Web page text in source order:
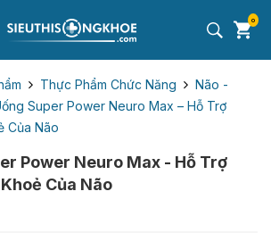
0
Thực Phẩm Chức Năng
Não -
Super Power Neuro Max – Hỗ Trợ
Của Não
Power Neuro Max - Hỗ Trợ
Của Não